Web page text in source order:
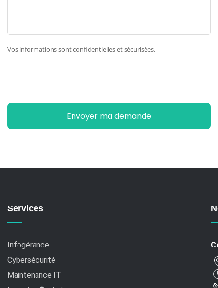
Vos informations sont confidentielles et sécurisées.
Services
Infogérance
Cybersécurité
Maintenance IT